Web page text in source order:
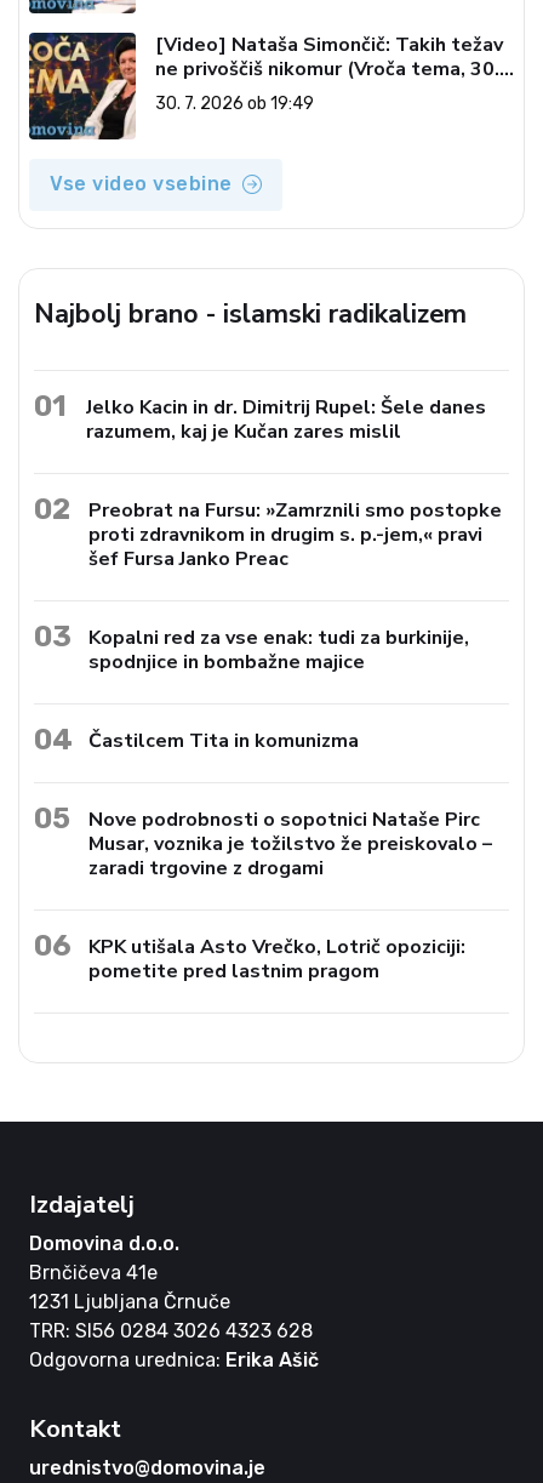
[Video] Nataša Simončič: Takih težav
ne privoščiš nikomur (Vroča tema, 30.
7. 2026)
30. 7. 2026 ob 19:49
Vse video vsebine
Najbolj brano - islamski radikalizem
01
Jelko Kacin in dr. Dimitrij Rupel: Šele danes
razumem, kaj je Kučan zares mislil
02
Preobrat na Fursu: »Zamrznili smo postopke
proti zdravnikom in drugim s. p.-jem,« pravi
šef Fursa Janko Preac
03
Kopalni red za vse enak: tudi za burkinije,
spodnjice in bombažne majice
04 Častilcem Tita in komunizma
05
Nove podrobnosti o sopotnici Nataše Pirc
Musar, voznika je tožilstvo že preiskovalo –
zaradi trgovine z drogami
06
KPK utišala Asto Vrečko, Lotrič opoziciji:
pometite pred lastnim pragom
Izdajatelj
Domovina d.o.o.
Brnčičeva 41e
1231 Ljubljana Črnuče
TRR: SI56 0284 3026 4323 628
Odgovorna urednica: Erika Ašič
Kontakt
urednistvo@domovina.je